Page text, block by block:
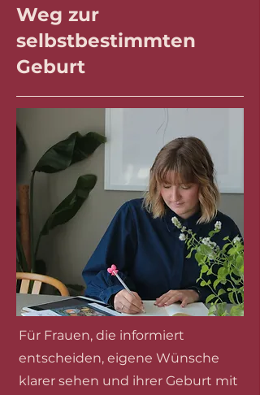
Weg zur
selbstbestimmten
Geburt
​Für Frauen, die informiert
entscheiden, eigene Wünsche
klarer sehen und ihrer Geburt mit